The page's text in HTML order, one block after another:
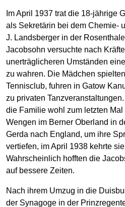
Im April 1937 trat die 18-jährige
als Sekretärin bei dem Chemie-
J. Landsberger in der
Jacobsohn versuchte nach
unerträglicheren Umständen
zu wahren. Die Mädchen
Tennisclub, fuhren in Gatow
zu privaten
die Familie wohl zum letzten
Wengen im Berner Oberland in
Gerda nach England, um ihre
vertiefen, im April 1938 kehrte
Wahrscheinlich hofften die
auf bessere Zeiten.
Nach ihrem Umzug in die
der Synagoge in der